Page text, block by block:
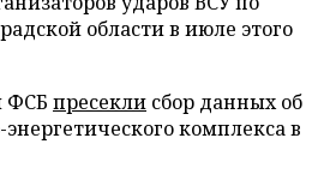
области в июле этого
ФСБ пресекли сбор данных об
комплекса в